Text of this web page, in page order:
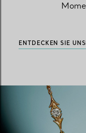
ENTDECKEN SIE